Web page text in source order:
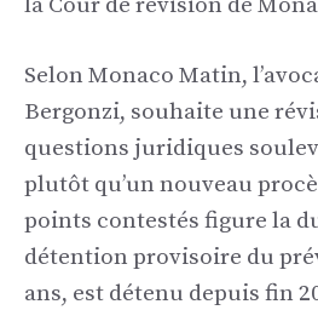
Selon Monaco Matin,
Bergonzi, souhaite une
questions juridiques
plutôt qu’un nouveau
points contestés figure la
détention provisoire du
ans, est détenu depuis fin